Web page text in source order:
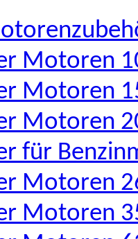
Motoren
Motoren
Motoren
für
Motoren
Motoren